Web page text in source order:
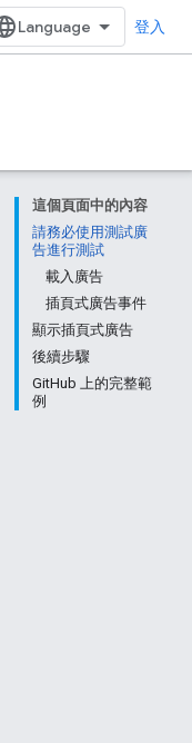
登入
這個頁面中的內容
請務必使用測試廣
告進行測試
載入廣告
插頁式廣告事件
顯示插頁式廣告
後續步驟
GitHub 上的完整範
例